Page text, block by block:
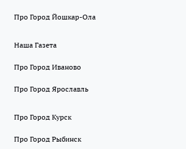
Про Город Йошкар-Ола
Наша Газета
Про Город Иваново
Про Город Ярославль
Про Город Курск
Про Город Рыбинск